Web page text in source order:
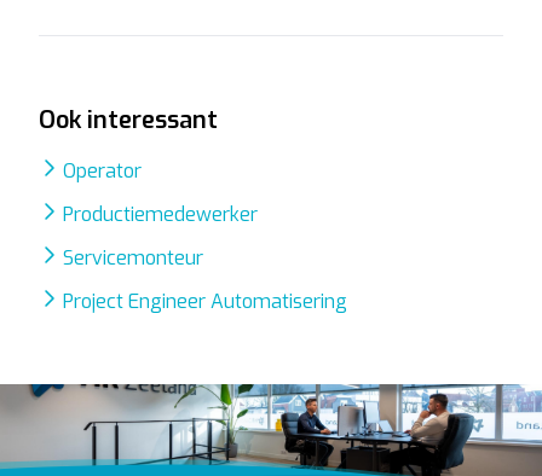
Ook interessant
Operator
Productiemedewerker
Servicemonteur
Project Engineer Automatisering